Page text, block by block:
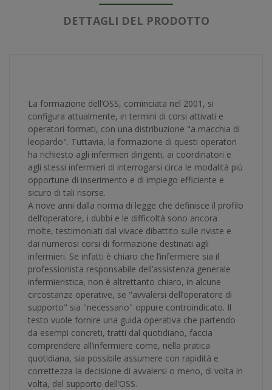
DETTAGLI DEL PRODOTTO
La formazione dell’OSS, cominciata nel 2001, si
configura attualmente, in termini di corsi attivati e
operatori formati, con una distribuzione "a macchia di
leopardo". Tuttavia, la formazione di questi operatori
ha richiesto agli infermieri dirigenti, ai coordinatori e
agli stessi infermieri di interrogarsi circa le modalità più
opportune di inserimento e di impiego efficiente e
sicuro di tali risorse.
A nove anni dalla norma di legge che definisce il profilo
dell’operatore, i dubbi e le difficoltà sono ancora
molte, testimoniati dal vivace dibattito sulle riviste e
dai numerosi corsi di formazione destinati agli
infermieri. Se infatti è chiaro che l’infermiere sia il
professionista responsabile dell’assistenza generale
infermieristica, non è altrettanto chiaro, in alcune
circostanze operative, se "avvalersi dell’operatore di
supporto" sia "necessario" oppure controindicato. Il
testo vuole fornire una guida operativa che partendo
da esempi concreti, tratti dal quotidiano, faccia
comprendere all’infermiere come, nella pratica
quotidiana, sia possibile assumere con rapidità e
correttezza la decisione di avvalersi o meno, di volta in
volta, del supporto dell’OSS.